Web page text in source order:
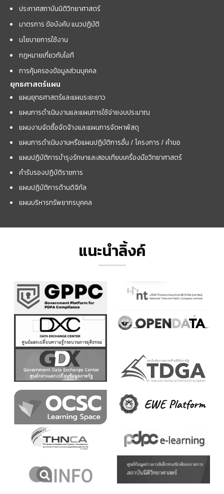
ประกาศสถาบันนิติวิทยาศาสตร์
มาตรการ ข้อบังคับ แนวปฏิบัติ
นโยบายการใช้งาน
กฎหมายเกี่ยวกับไอที
การคุ้มครองข้อมูลส่วนบุคคล
ยุทธศาสตร์แผน
แผนยุทธศาสตร์และแผนระยะยาว
แผนการดำเนินงานและแผนการใช้จ่ายงบประมาณ
แผนงานจัดซื้อจัดจ้างและแผนการจัดหาพัสดุ
แผนการดำเนินงานหรือแผนปฏิบัติการอื่น / โครงการ / คำขอ
แผนปฏิบัติการบำรุงรักษาและสอบเทียบเครื่องมือวิทยาศาสตร์
คำรับรองปฏิบัติราชการ
แผนปฏิบัติการด้านดิจิทัล
แผนบริหารทรัพยากรบุคคล
แนะนำลิ้งค์